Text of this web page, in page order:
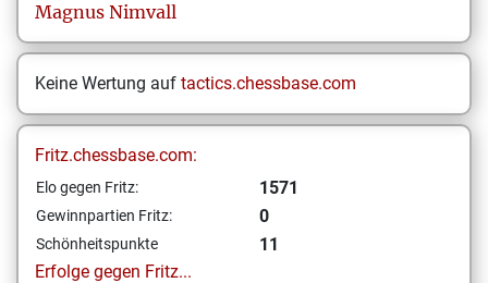
Magnus Nimvall
Keine Wertung auf tactics.chessbase.com
Fritz.chessbase.com:
Elo gegen Fritz: 1571
Gewinnpartien Fritz: 0
Schönheitspunkte
11
Erfolge gegen Fritz...